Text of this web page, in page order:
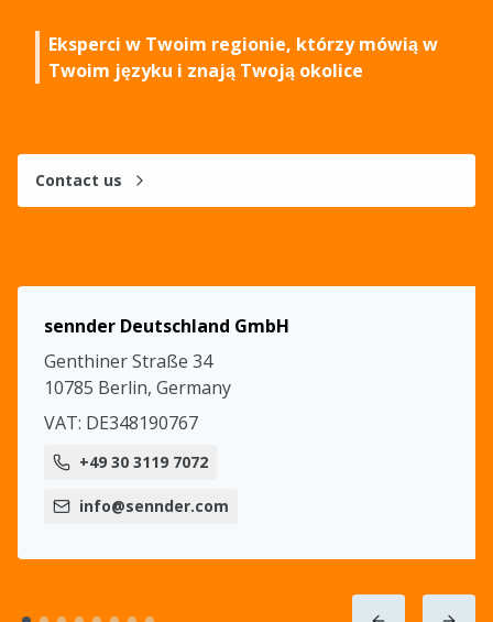
6
7
8
9
,
6
7
8
9
,
2
4
5
6
7
8
0
,
2
4
5
6
7
,
Eksperci w Twoim regionie, którzy mówią w
Twoim języku i znają Twoją okolice
Contact us
sennder Deutschland GmbH
Genthiner Straße 34
10785 Berlin, Germany
VAT: DE348190767
+49 30 3119 7072
info@sennder.com